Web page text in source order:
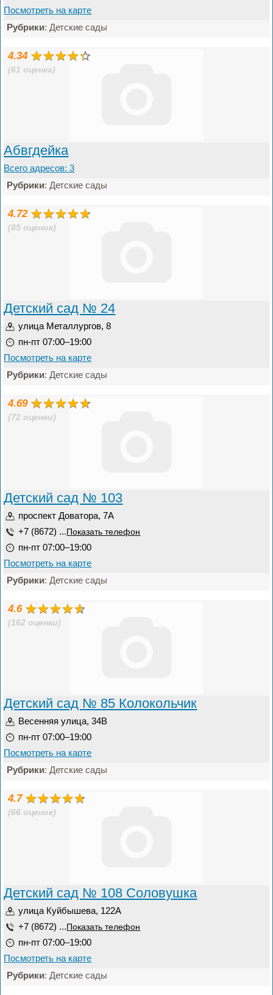
Посмотреть на карте
Рубрики: Детские сады
4.34
(61 оценка)
Абвгдейка
Всего адресов: 3
Рубрики: Детские сады
4.72
(85 оценок)
Детский сад № 24
улица Металлургов, 8
пн-пт 07:00–19:00
Посмотреть на карте
Рубрики: Детские сады
4.69
(72 оценки)
Детский сад № 103
проспект Доватора, 7А
+7 (8672) ... Показать телефон
пн-пт 07:00–19:00
Посмотреть на карте
Рубрики: Детские сады
4.6
(162 оценки)
Детский сад № 85 Колокольчик
Весенняя улица, 34В
пн-пт 07:00–19:00
Посмотреть на карте
Рубрики: Детские сады
4.7
(66 оценок)
Детский сад № 108 Соловушка
улица Куйбышева, 122А
+7 (8672) ... Показать телефон
пн-пт 07:00–19:00
Посмотреть на карте
Рубрики: Детские сады